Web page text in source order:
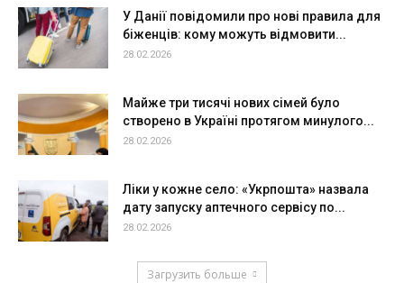
У Данії повідомили про нові правила для
біженців: кому можуть відмовити...
28.02.2026
Майже три тисячі нових сімей було
створено в Україні протягом минулого...
28.02.2026
Ліки у кожне село: «Укрпошта» назвала
дату запуску аптечного сервісу по...
28.02.2026
Загрузить больше